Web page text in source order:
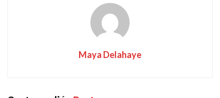
Maya Delahaye